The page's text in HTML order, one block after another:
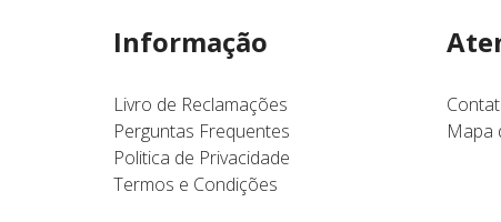
Informação
Livro de Reclamações
Perguntas Frequentes
Politica de Privacidade
Termos e Condições
Mapa